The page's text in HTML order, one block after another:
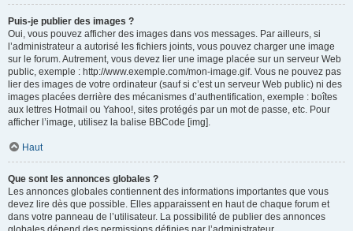
Puis-je publier des images ?
Oui, vous pouvez afficher des images dans vos messages. Par ailleurs, si
l’administrateur a autorisé les fichiers joints, vous pouvez charger une image
sur le forum. Autrement, vous devez lier une image placée sur un serveur Web
public, exemple : http://www.exemple.com/mon-image.gif. Vous ne pouvez pas
lier des images de votre ordinateur (sauf si c’est un serveur Web public) ni des
images placées derrière des mécanismes d’authentification, exemple : boîtes
aux lettres Hotmail ou Yahoo!, sites protégés par un mot de passe, etc. Pour
afficher l’image, utilisez la balise BBCode [img].
Haut
Que sont les annonces globales ?
Les annonces globales contiennent des informations importantes que vous
devez lire dès que possible. Elles apparaissent en haut de chaque forum et
dans votre panneau de l’utilisateur. La possibilité de publier des annonces